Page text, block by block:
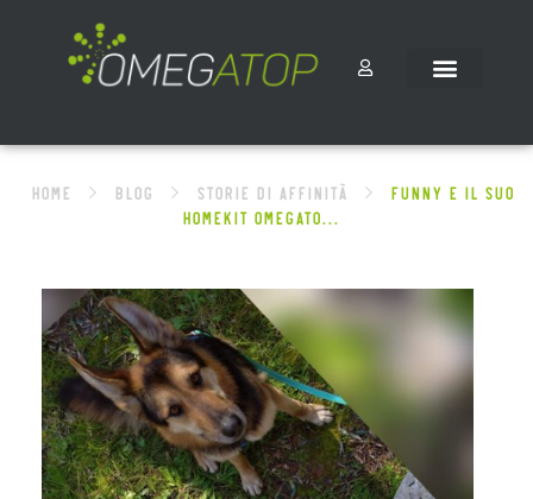
Home Blog STORIE DI AFFINITÀ
FUNNY E IL SUO
HOMEKIT OMEGATO...